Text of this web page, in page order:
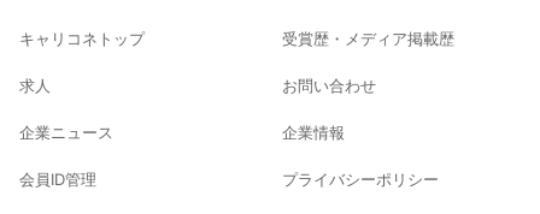
キャリコネトップ
求人
企業ニュース
会員ID管理
受賞歴・メディア掲載歴
お問い合わせ
企業情報
プライバシーポリシー